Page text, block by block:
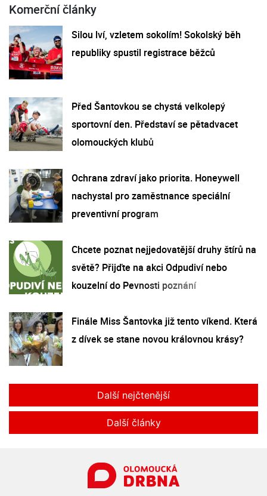
Komerční články
Silou lví, vzletem sokolím! Sokolský běh
republiky spustil registrace běžců
Před Šantovkou se chystá velkolepý
sportovní den. Představí se pětadvacet
olomouckých klubů
Ochrana zdraví jako priorita. Honeywell
nachystal pro zaměstnance speciální
preventivní program
Chcete poznat nejjedovatější druhy štírů na
světě? Přijďte na akci Odpudiví nebo
kouzelní do Pevnosti poznání
Finále Miss Šantovka již tento víkend. Která
z dívek se stane novou královnou krásy?
Další nejčtenější
Další články